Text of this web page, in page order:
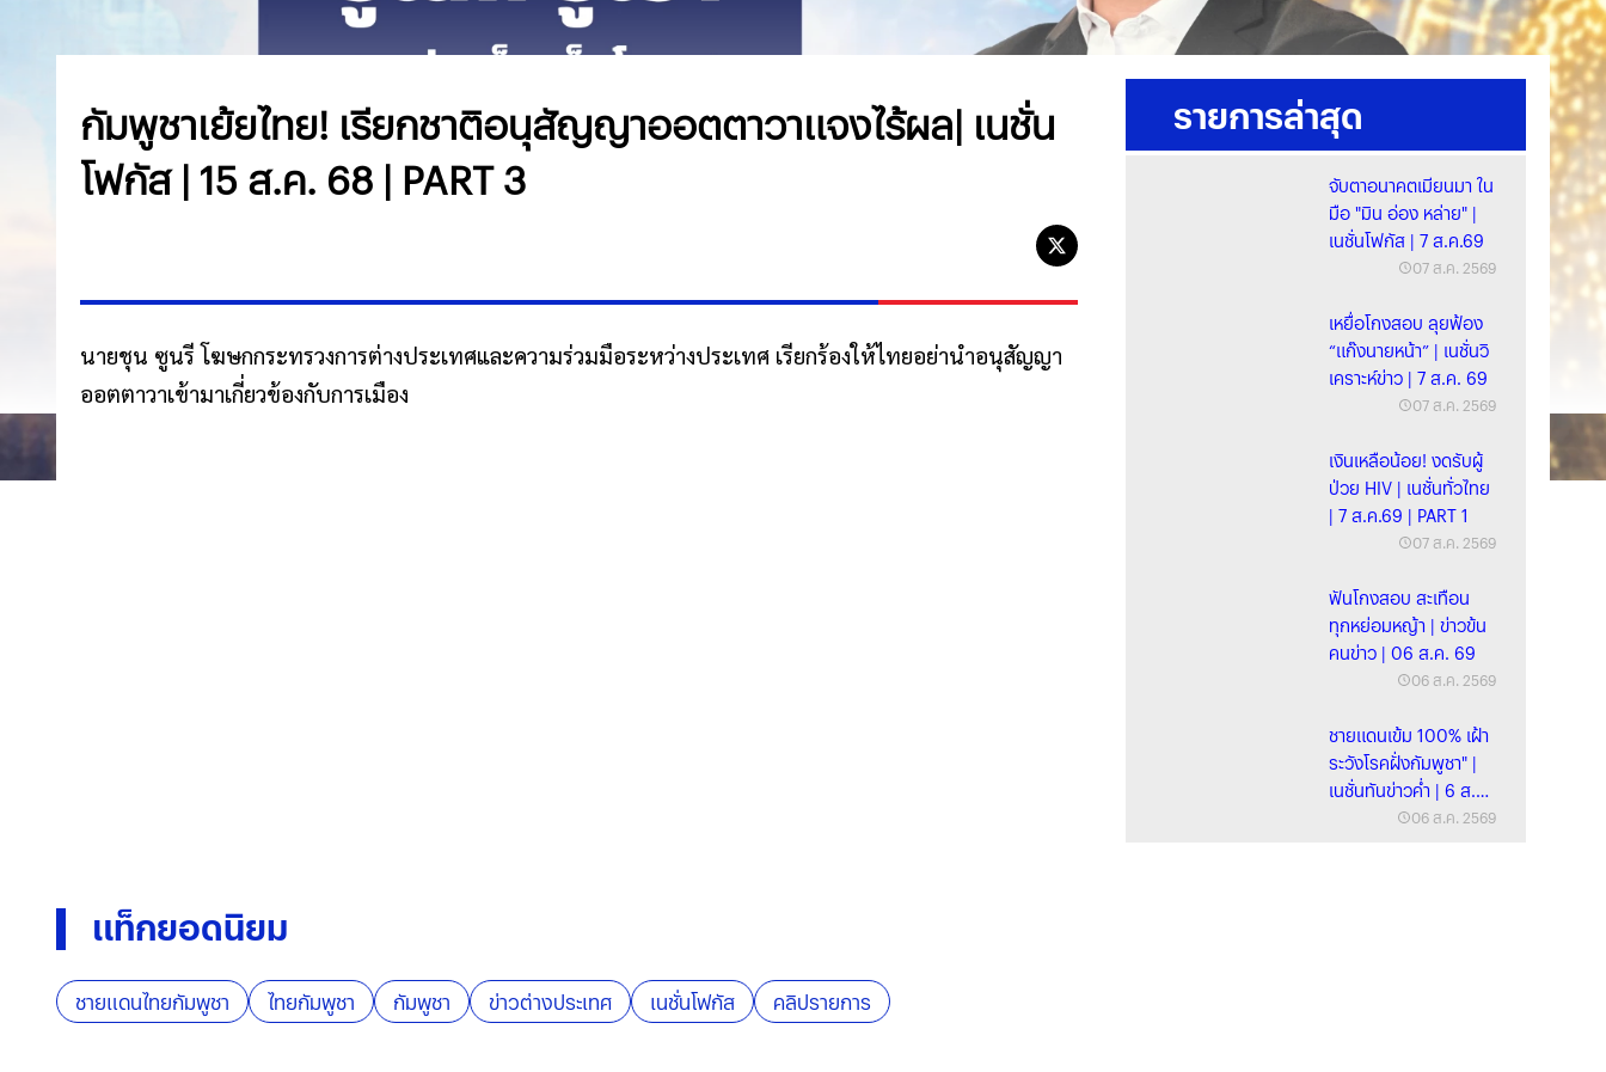
กัมพูชาเย้ยไทย! เรียกชาติอนุสัญญาออตตาวาแจงไร้ผล| เนชั่น
โฟกัส | 15 ส.ค. 68 | PART 3
นายชุน ซูนรี โฆษกกระทรวงการต่างประเทศและความร่วมมือระหว่างประเทศ เรียกร้องให้ไทยอย่านำอนุสัญญา
ออตตาวาเข้ามาเกี่ยวข้องกับการเมือง
รายการล่าสุด
จับตาอนาคตเมียนมา ใน
มือ "มิน อ่อง หล่าย" |
เนชั่นโฟกัส | 7 ส.ค.69
07 ส.ค. 2569
เหยื่อโกงสอบ ลุยฟ้อง
“แก๊งนายหน้า” | เนชั่นวิ
เคราะห์ข่าว | 7 ส.ค. 69
07 ส.ค. 2569
เงินเหลือน้อย! งดรับผู้
ป่วย HIV | เนชั่นทั่วไทย
| 7 ส.ค.69 | PART 1
07 ส.ค. 2569
ฟันโกงสอบ สะเทือน
ทุกหย่อมหญ้า | ข่าวข้น
คนข่าว | 06 ส.ค. 69
06 ส.ค. 2569
ชายแดนเข้ม 100% เฝ้า
ระวังโรคฝั่งกัมพูชา" |
เนชั่นทันข่าวค่ำ | 6 ส.ค.
69 | PART 06 ส.ค. 2569
แท็กยอดนิยม
ชายแดนไทยกัมพูชา ไทยกัมพูชา กัมพูชา ข่าวต่างประเทศ เนชั่นโฟกัส คลิปรายการ